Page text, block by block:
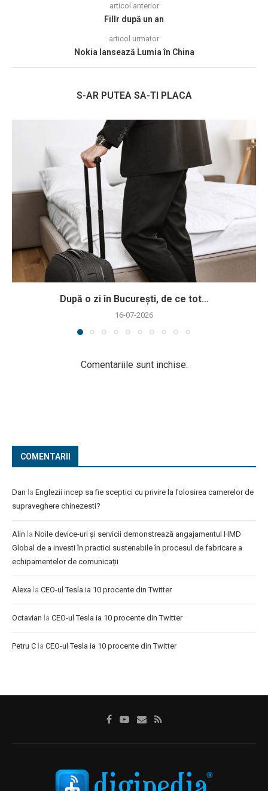
articol anterior
Fillr după un an
articol urmator
Nokia lansează Lumia în China
S-AR PUTEA SA-TI PLACA
După o zi în București, de ce tot...
16-07-2026
Comentariile sunt inchise.
COMENTARII
Dan la Englezii incep sa fie sceptici cu privire la folosirea camerelor de
supraveghere chinezesti?
Alin la Noile device-uri și servicii demonstrează angajamentul HMD
Global de a investi în practici sustenabile în procesul de fabricare a
echipamentelor de comunicații
Alexa la CEO-ul Tesla ia 10 procente din Twitter
Octavian la CEO-ul Tesla ia 10 procente din Twitter
Petru C la CEO-ul Tesla ia 10 procente din Twitter